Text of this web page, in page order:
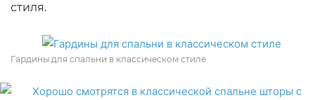
стиля.
Гардины для спальни в классическом стиле